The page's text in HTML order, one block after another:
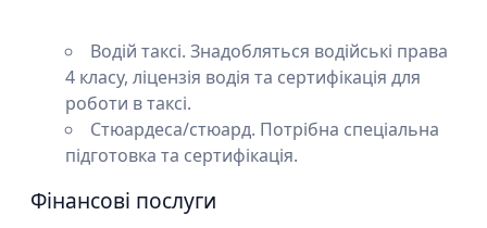
Водій таксі. Знадобляться водійські права
4 класу, ліцензія водія та сертифікація для
роботи в таксі.
Стюардеса/стюард. Потрібна спеціальна
підготовка та сертифікація.
Фінансові послуги